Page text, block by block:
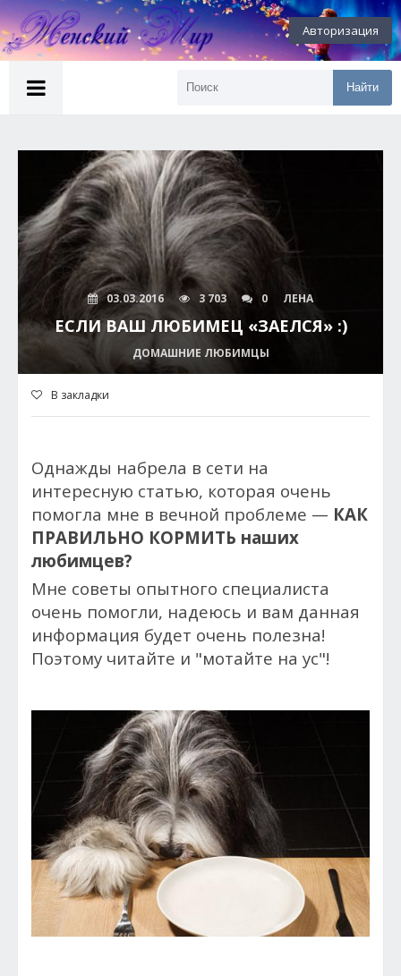
Авторизация
Найти
03.03.2016 3 703 0 ЛЕНА
ЕСЛИ ВАШ ЛЮБИМЕЦ «ЗАЕЛСЯ» :)
ДОМАШНИЕ ЛЮБИМЦЫ
В закладки
Однажды набрела в сети на
интересную статью, которая очень
помогла мне в вечной проблеме — КАК
ПРАВИЛЬНО КОРМИТЬ наших
любимцев?
Мне советы опытного специалиста
очень помогли, надеюсь и вам данная
информация будет очень полезна!
Поэтому читайте и "мотайте на ус"!